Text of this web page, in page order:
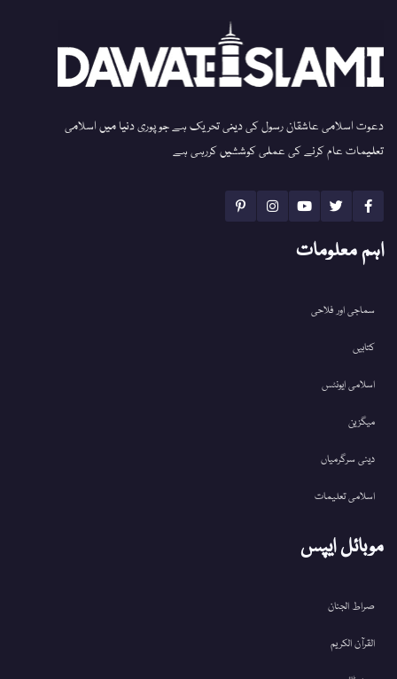
دعوت اسلامی عاشقان رسول کی دینی تحریک ہے جو پوری دنیا میں اسلامی
تعلیمات عام کرنے کی عملی کوششیں کررہی ہے
اہم معلومات
سماجی اور فلاحی
کتابیں
اسلامی ایونٹس
میگزین
دینی سرگرمیاں
اسلامی تعلیمات
موبائل ایپس
صراط الجنان
القرآن الکریم